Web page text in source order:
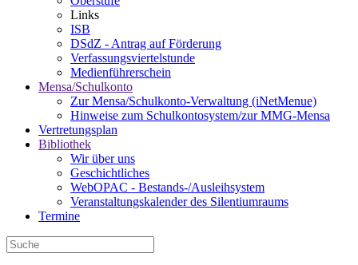
Links
ISB
DSdZ - Antrag auf Förderung
Verfassungsviertelstunde
Medienführerschein
Mensa/Schulkonto
Zur Mensa/Schulkonto-Verwaltung (iNetMenue)
Hinweise zum Schulkontosystem/zur MMG-Mensa
Vertretungsplan
Bibliothek
Wir über uns
Geschichtliches
WebOPAC - Bestands-/Ausleihsystem
Veranstaltungskalender des Silentiumraums
Termine